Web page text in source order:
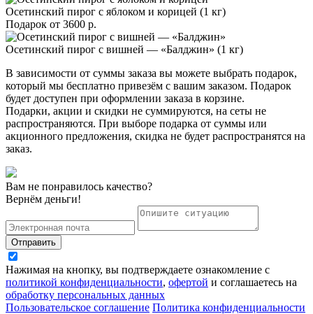
Осетинский пирог с яблоком и корицей (1 кг)
Подарок от 3600 р.
Осетинский пирог с вишней — «Балджин» (1 кг)
В зависимости от суммы заказа вы можете выбрать подарок,
который мы бесплатно привезём с вашим заказом. Подарок
будет доступен при оформлении заказа в корзине.
Подарки, акции и скидки не суммируются, на сеты не
распространяются. При выборе подарка от суммы или
акционного предложения, скидка не будет распространятся на
заказ.
Вам не понравилось качество?
Вернём деньги!
Отправить
Нажимая на кнопку, вы подтверждаете ознакомление с
политикой конфиденциальности, офертой и соглашаетесь на
обработку персональных данных
Пользовательское соглашение Политика конфиденциальности